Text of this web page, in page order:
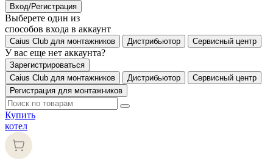
Вход/Регистрация
Выберете один из
способов входа в аккаунт
Caius Club для монтажников Дистрибьютор Сервисный центр
У вас еще нет аккаунта?
Зарегистрироваться
Caius Club для монтажников
Дистрибьютор
Сервисный центр
Регистрация для монтажников
Купить
котел